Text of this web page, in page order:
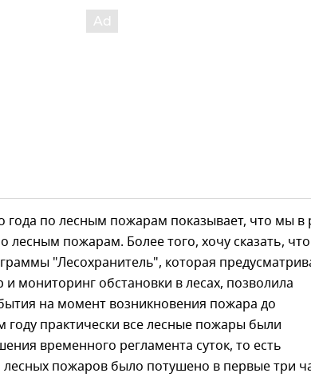
года по лесным пожарам показывает, что мы в
лесным пожарам. Более того, хочу сказать, что
"Лесохранитель", которая
и мониторинг обстановки в лесах, позволила
на момент возникновения пожара до
практически все лесные пожары были
временного регламента суток, то есть
лесных пожаров было потушено в первые три